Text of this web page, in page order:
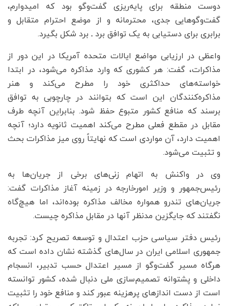
دوست منطقه‌ برای پایه‌ریزی گفت‌وگو بود که امیدوارم،
گفت‌وگوهایی جدی، محترمانه و از موضع احترام متقابل و
برابری برای دستیابی به یک توافق برد ـ برد شکل بگیرد.
واعظی در ارزیابی مواضع ایالات متحده آمریکا در این دور از
مذاکرات، گفت: هر کشوری که وارد مذاکره می‌شود، در ابتدا
خواسته‌های حداکثری خود را مطرح می‌کند و هنر
مذاکره‌کنندگان این است که بتوانند در چارچوبی به توافق
برسند که منافع کشور متبوع حفظ شود. بنابراین آنچه طرف
مقابل در مقطع فعلی مطرح می‌کند اهمیت ثانویه دارد؛ آنچه
اهمیت دارد، آن مواردی است که نهایتاً روی میز مذاکرات بحث
و تثبیت می‌شود.
وی در واکنش به اتهام زنی‌های برخی از جریان‌ها به
رئیس‌جمهور و وزیر امورخارجه در زمینه آغاز مذاکرات گفت:
جریان‌های تندرو همواره مخالف مذاکره بوده‌اند، اما هیچ‌گاه
نگفتند که جایگزین مدنظر آنها در مقابل مذاکره چیست.
رئیس دفتر سیاسی حزب اعتدال و توسعه تصریح کرد: تجربه
جمهوری اسلامی ایران در سال‌های گذشته نشان داده است که
هرگاه مسیر گفت‌وگو از مسیر اعتدال حسب تدبیر، انسجام
داخلی و پشتوانه تصمیم‌سازی ملی دنبال شده، کشور توانسته
است از دست اندازهای پرهزینه عبور کند و منافع خود را تثبیت